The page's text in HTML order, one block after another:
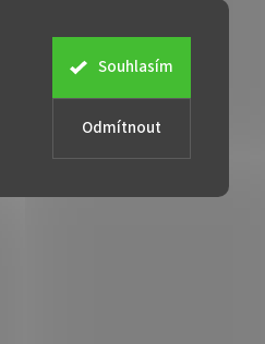
Odmítnout
Souhlasím